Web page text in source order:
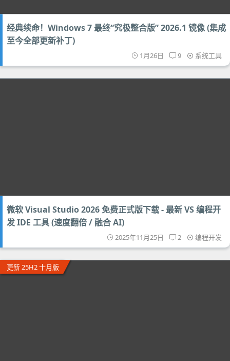
经典续命！Windows 7 最终“究极整合版” 2026.1 镜像 (集成
至今全部更新补丁)
1月26日 9 系统工具
微软 Visual Studio 2026 免费正式版下载 - 最新 VS 编程开
发 IDE 工具 (速度翻倍 / 融合 AI)
2025年11月25日 2 编程开发
更新 25H2 十月版